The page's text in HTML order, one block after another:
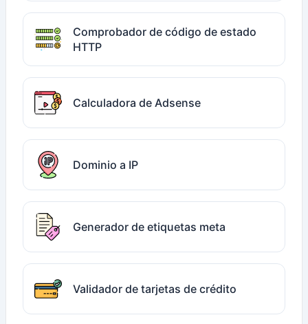
Comprobador de código de estado
HTTP
Calculadora de Adsense
Dominio a IP
Generador de etiquetas meta
Validador de tarjetas de crédito